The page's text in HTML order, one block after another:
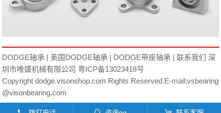
DODGE轴承 |美国DODGE轴承 | DODGE带座轴承 |联系我们 深
圳市唯盛机械有限公司 粤ICP备13023418号
Copyright dodge.visonshop.com Rights Reserved.E-mail:vsbearing
@visonbearing.com